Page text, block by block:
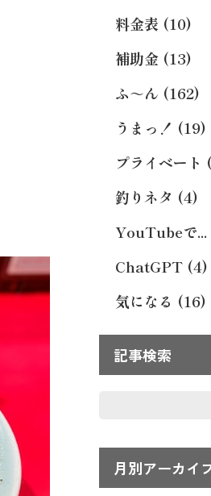
料金表 (10)
補助金 (13)
ふ～ん (162)
うまっ！ (19)
プライベート
釣りネタ (4)
YouTubeで
ChatGPT (4)
気になる (16)
記事検索
月別アーカイ